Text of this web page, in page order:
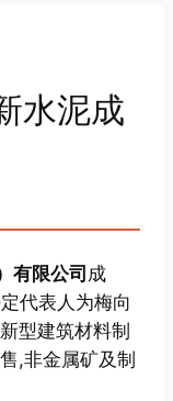
水泥成
有限公司 成
代表人为梅向
型建筑材料制
,非金属矿及制